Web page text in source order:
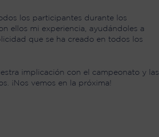
los participantes durante los
ellos mi experiencia, ayudándoles a
que se ha creado en todos los
implicación con el campeonato y las
¡Nos vemos en la próxima!